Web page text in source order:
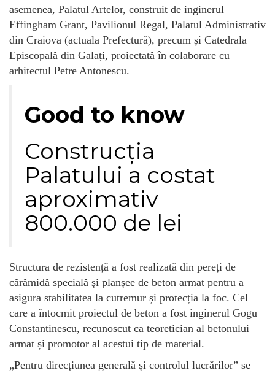
asemenea, Palatul Artelor, construit de inginerul
Effingham Grant, Pavilionul Regal, Palatul Administrativ
din Craiova (actuala Prefectură), precum și Catedrala
Episcopală din Galați, proiectată în colaborare cu
arhitectul Petre Antonescu.
Good to know
Construcția
Palatului a costat
aproximativ
800.000 de lei
Structura de rezistență a fost realizată din pereți de
cărămidă specială și planșee de beton armat pentru a
asigura stabilitatea la cutremur și protecția la foc. Cel
care a întocmit proiectul de beton a fost inginerul Gogu
Constantinescu, recunoscut ca teoretician al betonului
armat și promotor al acestui tip de material.
„Pentru direcțiunea generală și controlul lucrărilor” se